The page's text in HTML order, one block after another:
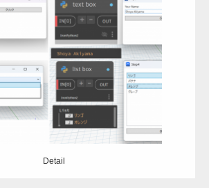
Dynamo Revit python
Detail